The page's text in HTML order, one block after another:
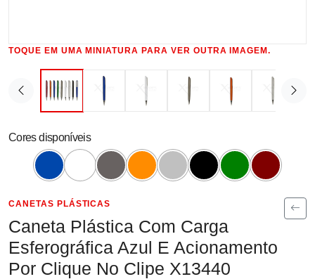
TOQUE EM UMA MINIATURA PARA VER OUTRA IMAGEM.
Cores disponíveis
CANETAS PLÁSTICAS
Caneta Plástica Com Carga
Esferográfica Azul E Acionamento
Por Clique No Clipe X13440